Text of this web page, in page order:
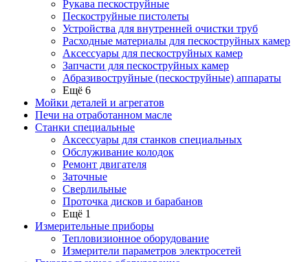
Рукава пескоструйные
Пескоструйные пистолеты
Устройства для внутренней очистки труб
Расходные материалы для пескоструйных камер
Аксессуары для пескоструйных камер
Запчасти для пескоструйных камер
Абразивоструйные (пескоструйные) аппараты
Ещё 6
Мойки деталей и агрегатов
Печи на отработанном масле
Станки специальные
Аксессуары для станков специальных
Обслуживание колодок
Ремонт двигателя
Заточные
Сверлильные
Проточка дисков и барабанов
Ещё 1
Измерительные приборы
Тепловизионное оборудование
Измерители параметров электросетей